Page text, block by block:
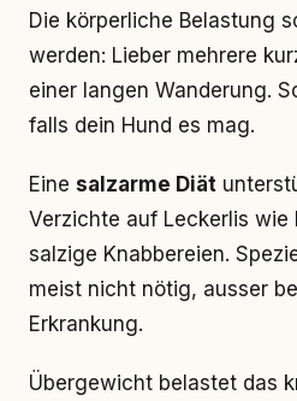
Die körperliche Belastung
werden: Lieber mehrere
einer langen Wanderung.
falls dein Hund es mag.
Eine salzarme Diät
Verzichte auf Leckerlis wie
salzige Knabbereien.
meist nicht nötig, ausser
Erkrankung.
Übergewicht belastet das